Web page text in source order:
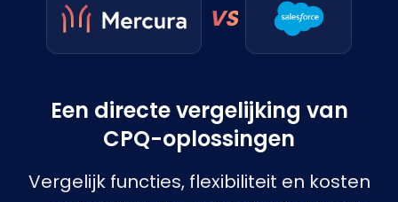
VS
Een directe vergelijking van
CPQ-oplossingen
Vergelijk functies, flexibiliteit en kosten